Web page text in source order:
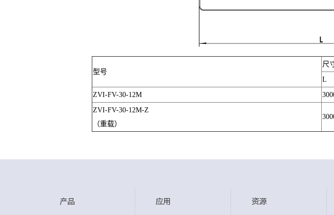
型号
尺
L
ZVI-FV-30-12M
ZVI-FV-30-12M-Z
（重载）
产品 应用 资源